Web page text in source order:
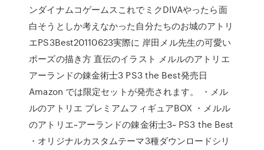
ンダイナムコゲームスこれでミクDIVAやったら面
白そうとしか考えなかった自分たちのお城のアトリ
エPS3Best20110623実際に 岸田メル先生の可愛い
ポーズの描き方 直伝のイラスト メルルのアトリエ
アーランドの錬金術士3 PS3 the Best発売日
Amazon では限定セットが発売されます。 ・メル
ルのアトリエ プレミアムフィギュアBOX ・メルル
のアトリエ~アーランドの錬金術士3~ PS3 the Best
・オリジナルカスタムテーマ3種ダウンロードシリ